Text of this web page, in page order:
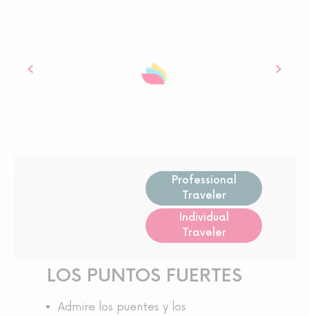
Professional
Traveler
Individual
Traveler
LOS PUNTOS FUERTES
Admire los puentes y los